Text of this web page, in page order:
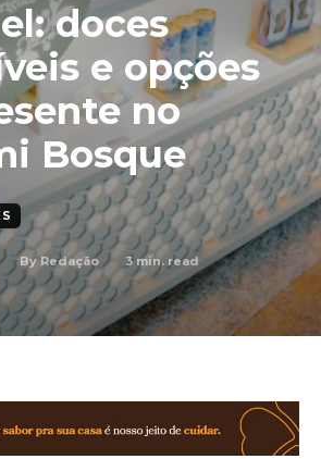
doces
e opções
no
Bosque
By Redação 3 min. read